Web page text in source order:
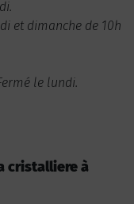
et dimanche de 10h
le lundi.
cristalliere à